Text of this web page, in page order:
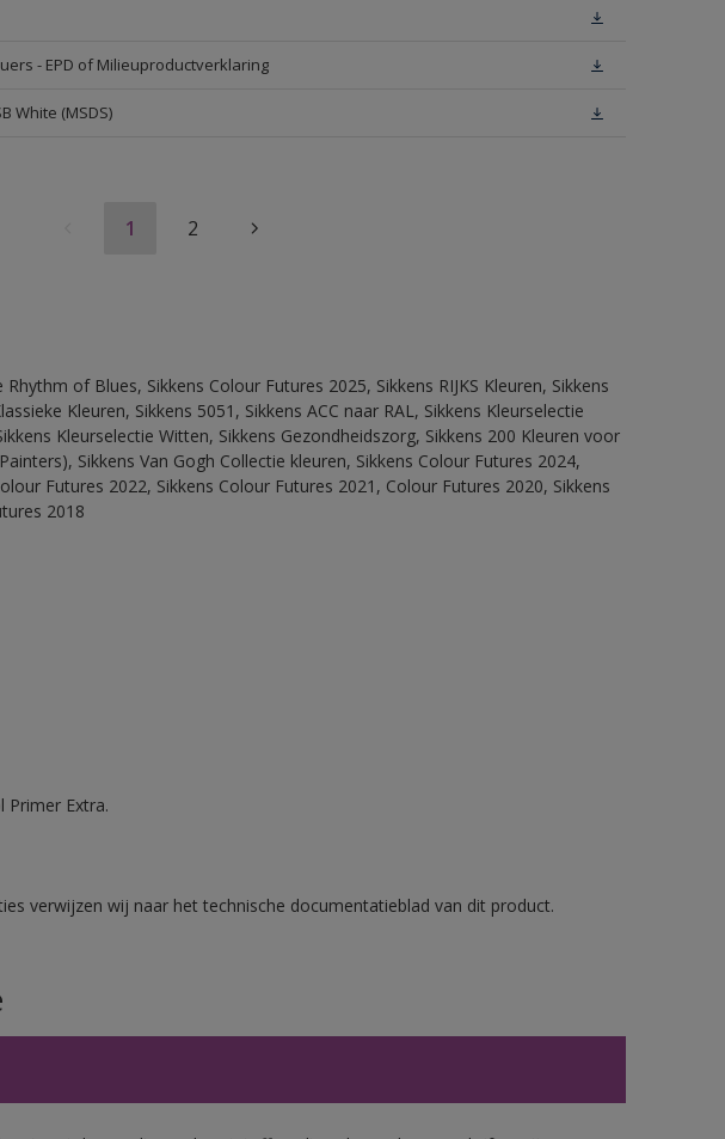
- EPD of Milieuproductverklaring
White (MSDS)
1 2
of Blues, Sikkens Colour Futures 2025, Sikkens RIJKS Kleuren, Sikkens
Kleuren, Sikkens 5051, Sikkens ACC naar RAL, Sikkens Kleurselectie
Kleurselectie Witten, Sikkens Gezondheidszorg, Sikkens 200 Kleuren voor
Sikkens Van Gogh Collectie kleuren, Sikkens Colour Futures 2024,
Futures 2022, Sikkens Colour Futures 2021, Colour Futures 2020, Sikkens
2018
Primer Extra.
verwijzen wij naar het technische documentatieblad van dit product.